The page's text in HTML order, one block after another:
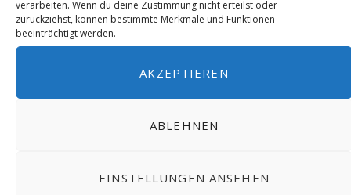
verarbeiten. Wenn du deine Zustimmung nicht erteilst oder
zurückziehst, können bestimmte Merkmale und Funktionen
beeinträchtigt werden.
AKZEPTIEREN
ABLEHNEN
EINSTELLUNGEN ANSEHEN